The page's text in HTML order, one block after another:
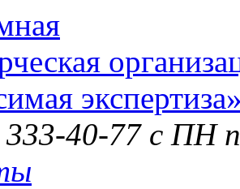
40-77 с ПН